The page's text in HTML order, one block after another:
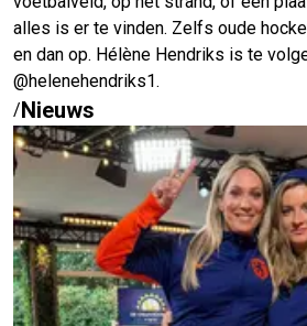
alles is er te vinden. Zelfs oude
en dan op. Hélène Hendriks is te
@helenehendriks1.
/Nieuws